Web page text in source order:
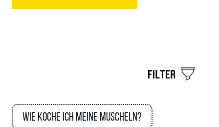
Wie koche ich meine Muscheln?